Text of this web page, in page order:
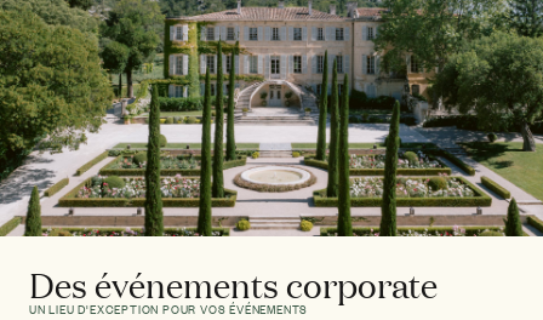
Des événements corporate
UN LIEU D'EXCEPTION POUR VOS ÉVÉNEMENTS